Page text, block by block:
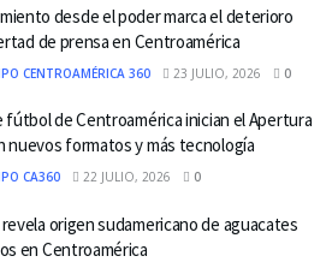
desde el poder marca el deterioro
de prensa en Centroamérica
CENTROAMÉRICA 360 23 JULIO, 2026 0
fútbol de Centroamérica inician el Apertura
nuevos formatos y más tecnología
CA360 22 JULIO, 2026 0
origen sudamericano de aguacates
en Centroamérica